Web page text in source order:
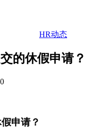
HR动态
的休假申请？
申请？